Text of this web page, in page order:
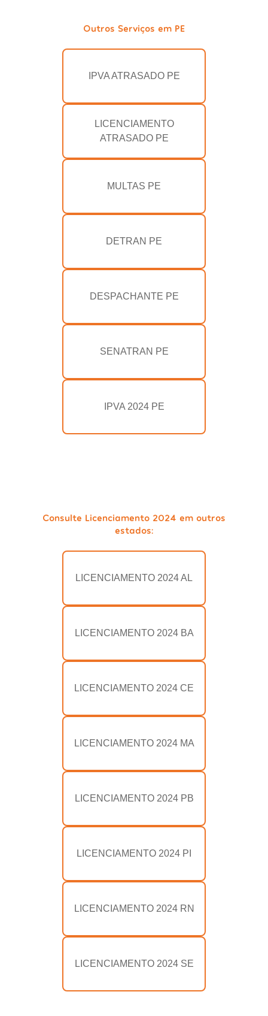
Outros Serviços em PE
IPVA ATRASADO PE
LICENCIAMENTO
ATRASADO PE
MULTAS PE
DETRAN PE
DESPACHANTE PE
SENATRAN PE
IPVA 2024 PE
Consulte Licenciamento 2024 em outros
estados:
LICENCIAMENTO 2024 AL
LICENCIAMENTO 2024 BA
LICENCIAMENTO 2024 CE
LICENCIAMENTO 2024 MA
LICENCIAMENTO 2024 PB
LICENCIAMENTO 2024 PI
LICENCIAMENTO 2024 RN
LICENCIAMENTO 2024 SE